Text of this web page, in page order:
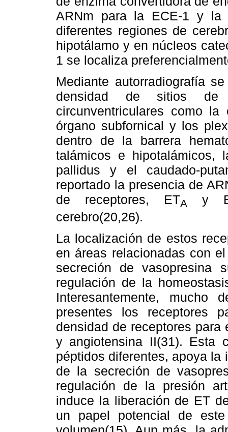
ARNm para la ECE-1 y la
diferentes regiones de
hipotálamo y en núcleos
1 se localiza
Mediante autorradiografía
densidad de sitios
circunventriculares como
órgano subfornical y los
dentro de la barrera
talámicos e hipotalámicos,
pallidus y el caudado-
reportado la presencia de
de receptores, ETA
y
cerebro(20,26).
La localización de estos
en áreas relacionadas con
secreción de
regulación de la
Interesantemente,
presentes los receptores
densidad de receptores para
y angiotensina II(31). Esta
péptidos diferentes, apoya la
de la secreción de
regulación de la presión
induce la liberación de ET
un papel potencial de